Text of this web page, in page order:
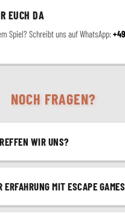
EUCH DA
Spiel? Schreibt uns auf WhatsApp:
NOCH FRAGEN?
WIR UNS?
ERFAHRUNG MIT ESCAPE